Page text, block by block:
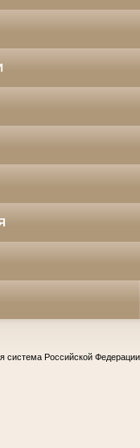
система Российской